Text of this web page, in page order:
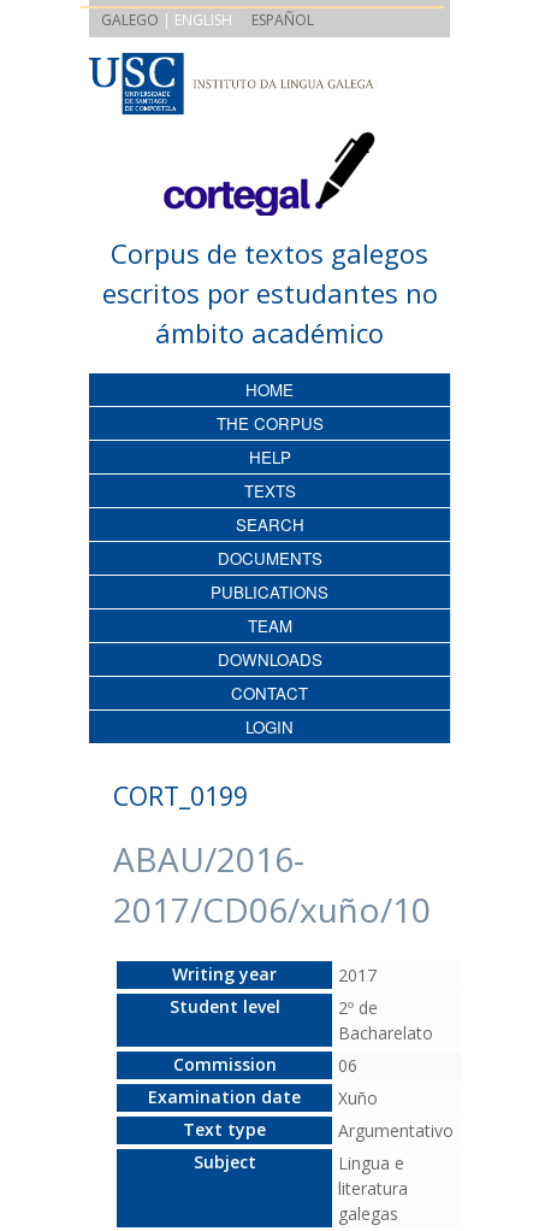
GALEGO | ENGLISH ESPAÑOL
Corpus de textos galegos
escritos por estudantes no
ámbito académico
HOME
THE CORPUS
HELP
TEXTS
SEARCH
DOCUMENTS
PUBLICATIONS
TEAM
DOWNLOADS
CONTACT
LOGIN
CORT_0199
ABAU/2016-
2017/CD06/xuño/10
Writing year
2017
Student level
2º de
Bacharelato
Commission
06
Examination date
Xuño
Text type
Argumentativo
Subject
Lingua e
literatura
galegas